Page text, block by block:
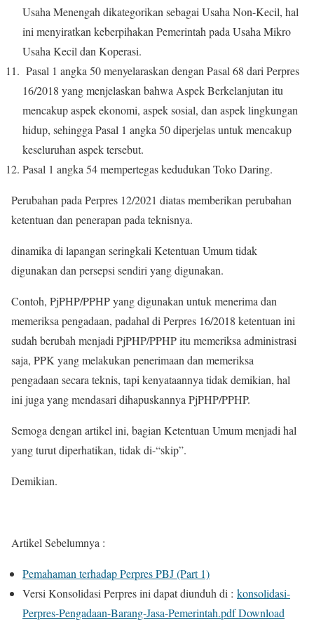
Usaha Menengah dikategorikan sebagai Usaha Non-Kecil, hal
ini menyiratkan keberpihakan Pemerintah pada Usaha Mikro
Usaha Kecil dan Koperasi.
Pasal 1 angka 50 menyelaraskan dengan Pasal 68 dari Perpres
16/2018 yang menjelaskan bahwa Aspek Berkelanjutan itu
mencakup aspek ekonomi, aspek sosial, dan aspek lingkungan
hidup, sehingga Pasal 1 angka 50 diperjelas untuk mencakup
keseluruhan aspek tersebut.
Pasal 1 angka 54 mempertegas kedudukan Toko Daring.
Perubahan pada Perpres 12/2021 diatas memberikan perubahan
ketentuan dan penerapan pada teknisnya.
dinamika di lapangan seringkali Ketentuan Umum tidak
digunakan dan persepsi sendiri yang digunakan.
Contoh, PjPHP/PPHP yang digunakan untuk menerima dan
memeriksa pengadaan, padahal di Perpres 16/2018 ketentuan ini
sudah berubah menjadi PjPHP/PPHP itu memeriksa administrasi
saja, PPK yang melakukan penerimaan dan memeriksa
pengadaan secara teknis, tapi kenyataannya tidak demikian, hal
ini juga yang mendasari dihapuskannya PjPHP/PPHP.
Semoga dengan artikel ini, bagian Ketentuan Umum menjadi hal
yang turut diperhatikan, tidak di-“skip”.
Demikian.
Artikel Sebelumnya :
Pemahaman terhadap Perpres PBJ (Part 1)
Versi Konsolidasi Perpres ini dapat diunduh di : konsolidasi-
Perpres-Pengadaan-Barang-Jasa-Pemerintah.pdfDownload